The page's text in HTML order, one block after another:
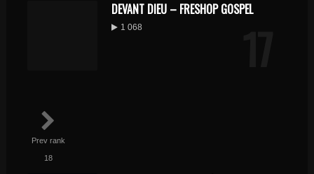
DEVANT DIEU – FRESHOP GOSPEL
1 068
Prev rank
18